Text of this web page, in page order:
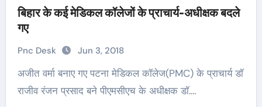
बिहार के कई मेडिकल कॉलेजों के प्राचार्य-अधीक्षक बदले
गए
Pnc Desk Jun 3, 2018
अजीत वर्मा बनाए गए पटना मेडिकल कॉलेज(PMC) के प्राचार्य डॉ
राजीव रंजन प्रसाद बने पीएमसीएच के अधीक्षक डॉ.…